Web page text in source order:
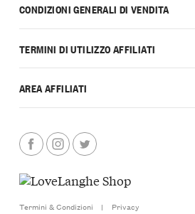
CONDIZIONI GENERALI DI VENDITA
TERMINI DI UTILIZZO AFFILIATI
AREA AFFILIATI
Termini & Condizioni | Privacy